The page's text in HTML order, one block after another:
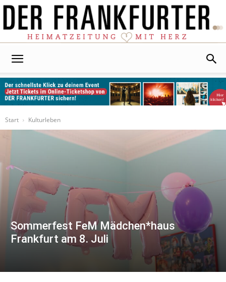
Start
Kulturleben
Sommerfest FeM Mädchen*haus
Frankfurt am 8. Juli